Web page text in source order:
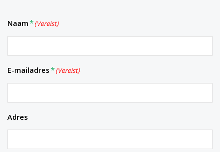
Naam (Vereist)
E-mailadres (Vereist)
Adres